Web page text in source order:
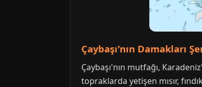
Çaybaşı'nın Damakları
Çaybaşı'nın mutfağı,
topraklarda yetişen mısır,